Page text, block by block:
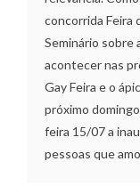
concorrida Feira
Seminário sobre
acontecer nas
Gay Feira e o
próximo
feira 15/07 a
pessoas que